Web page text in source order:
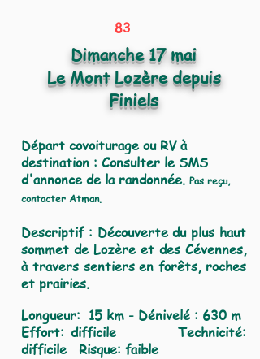
83
Dimanche 17 mai
Le Mont Lozère depuis
Finiels
Départ covoiturage ou RV à
destination : Consulter le SMS
d'annonce de la randonnée. Pas reçu,
contacter Atman.
Descriptif : Découverte du plus haut
sommet de Lozère et des Cévennes,
à travers sentiers en forêts, roches
et prairies.
Longueur: 15 km - Dénivelé : 630 m
Effort:difficile Technicité:
difficile Risque: faible